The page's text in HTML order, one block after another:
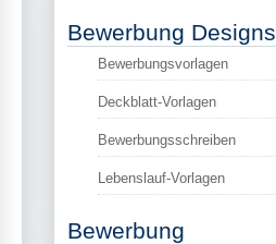
Bewerbung Designs
Bewerbungsvorlagen
Deckblatt-Vorlagen
Bewerbungsschreiben
Lebenslauf-Vorlagen
Bewerbung